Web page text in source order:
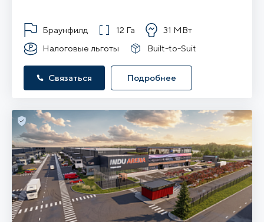
Браунфилд 12 Га
31 МВт
Налоговые льготы
Built-to-Suit
Связаться Подробнее